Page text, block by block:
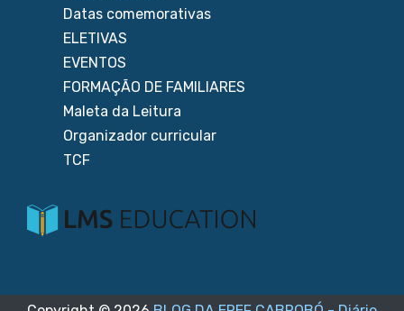
Datas comemorativas
ELETIVAS
EVENTOS
FORMAÇÃO DE FAMILIARES
Maleta da Leitura
Organizador curricular
TCF